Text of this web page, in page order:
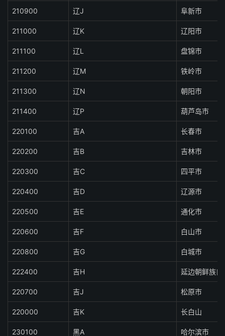
210900 辽J 阜新市
211000 辽K 辽阳市
211100 辽L 盘锦市
211200 辽M 铁岭市
211300 辽N 朝阳市
211400 辽P 葫芦岛市
220100 吉A 长春市
220200 吉B 吉林市
220300 吉C 四平市
220400 吉D 辽源市
220500 吉E 通化市
220600 吉F 白山市
220800 吉G 白城市
222400 吉H 延边朝鲜族自
220700 吉J 松原市
220000 吉K 长白山
230100 黑A 哈尔滨市